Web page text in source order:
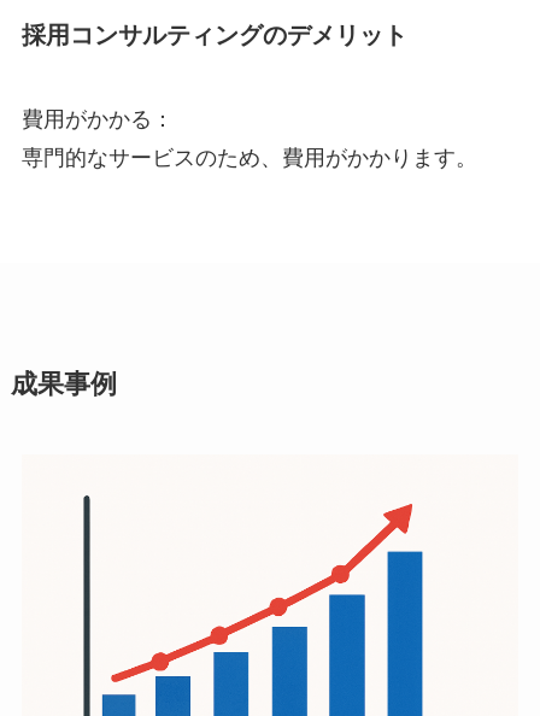
採用コンサルティングのデメリット
費用がかかる：
専門的なサービスのため、費用がかかります。
成果事例